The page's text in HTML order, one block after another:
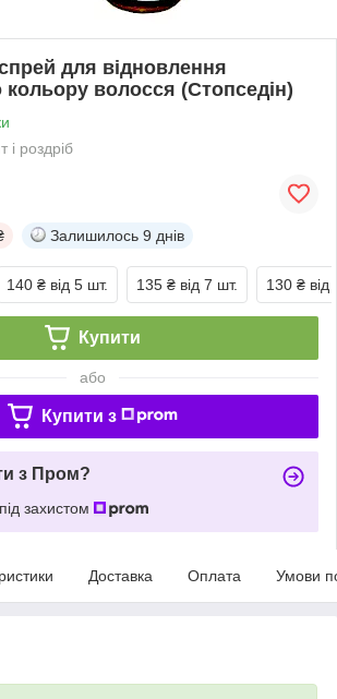
для відновлення
кольору волосся (Стопседін)
і роздріб
Залишилось 9 днів
140 ₴ від 5 шт. 135 ₴ від 7 шт. 130 ₴ від
Купити
або
Купити з
з Пром?
захистом
Доставка Оплата Умови